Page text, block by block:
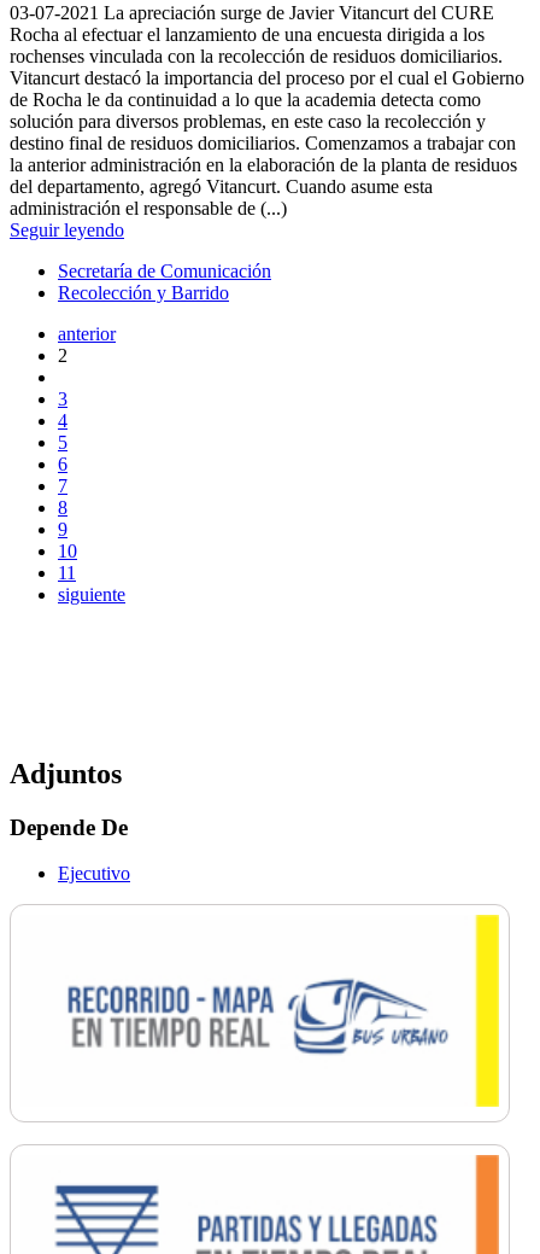
03-07-2021 La apreciación surge de Javier Vitancurt del CURE
Rocha al efectuar el lanzamiento de una encuesta dirigida a los
rochenses vinculada con la recolección de residuos domiciliarios.
Vitancurt destacó la importancia del proceso por el cual el Gobierno
de Rocha le da continuidad a lo que la academia detecta como
solución para diversos problemas, en este caso la recolección y
destino final de residuos domiciliarios. Comenzamos a trabajar con
la anterior administración en la elaboración de la planta de residuos
del departamento, agregó Vitancurt. Cuando asume esta
administración el responsable de (...)
Seguir leyendo
Secretaría de Comunicación
Recolección y Barrido
anterior
2
3
4
5
6
7
8
9
10
11
siguiente
Adjuntos
Depende De
Ejecutivo